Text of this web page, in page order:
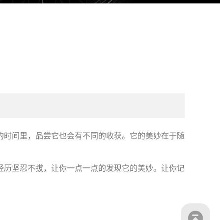
间里，品尝它也会有不同的收获。它的美妙在于随
坚忍不拔，让你一点一点的发现它的美妙。让你记